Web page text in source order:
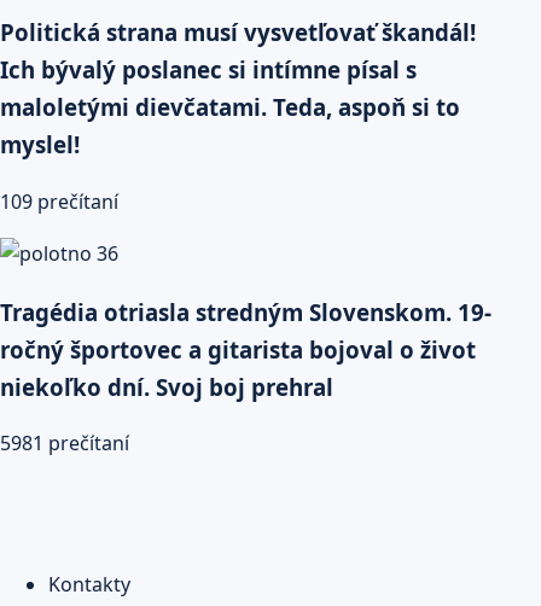
Politická strana musí vysvetľovať škandál!
Ich bývalý poslanec si intímne písal s
maloletými dievčatami. Teda, aspoň si to
myslel!
109 prečítaní
Tragédia otriasla stredným Slovenskom. 19-
ročný športovec a gitarista bojoval o život
niekoľko dní. Svoj boj prehral
5981 prečítaní
Kontakty